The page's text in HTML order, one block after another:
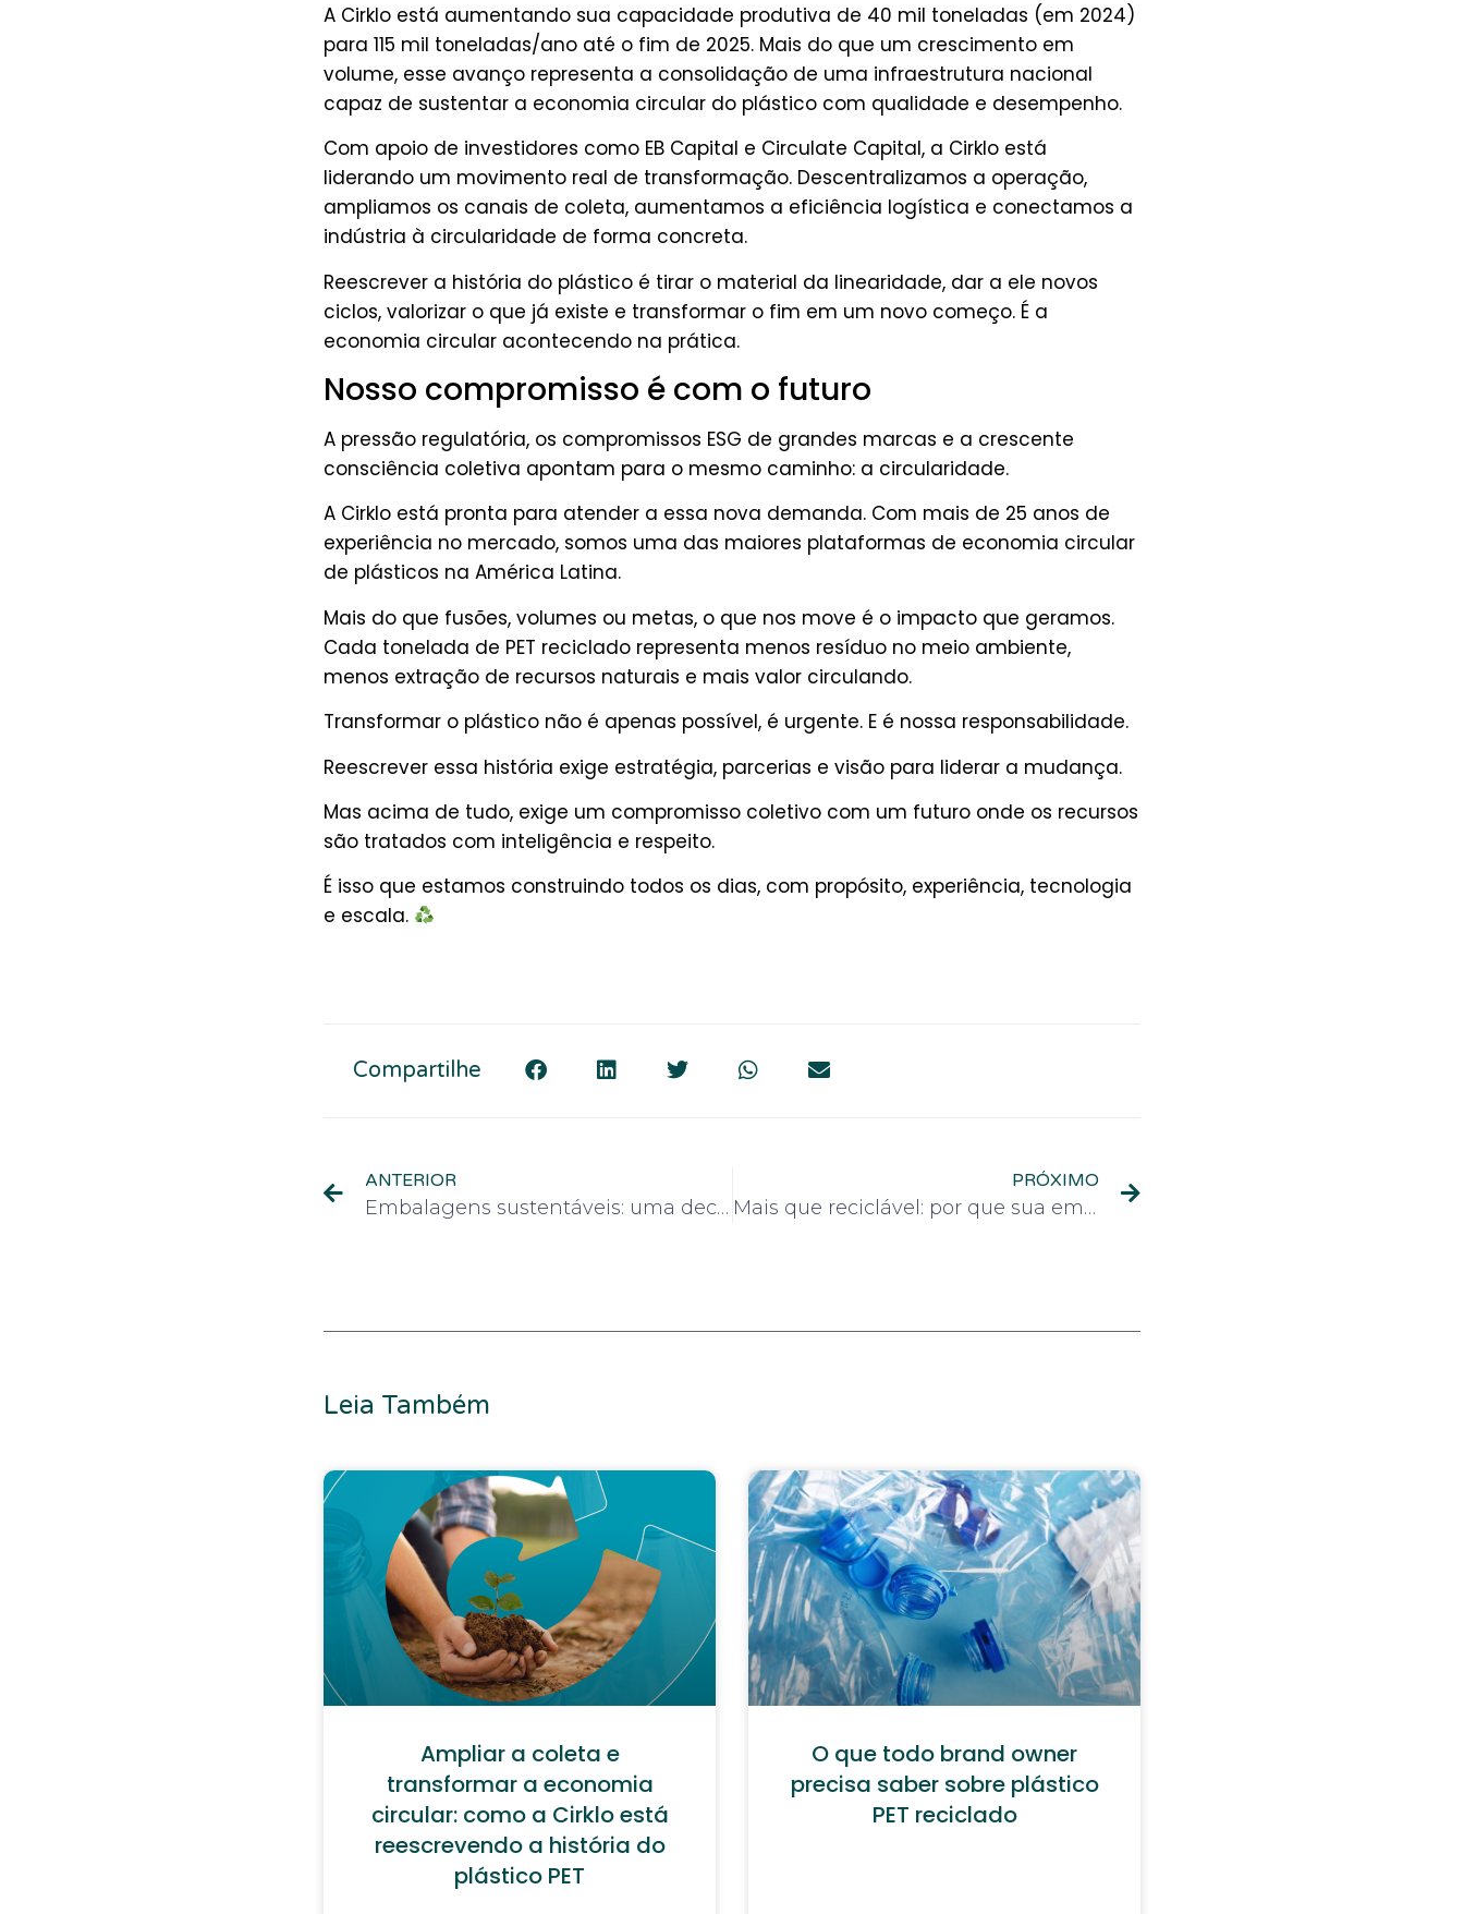
A Cirklo está aumentando sua capacidade produtiva de 40 mil toneladas (em 2024)
para 115 mil toneladas/ano até o fim de 2025. Mais do que um crescimento em
volume, esse avanço representa a consolidação de uma infraestrutura nacional
capaz de sustentar a economia circular do plástico com qualidade e desempenho.
Com apoio de investidores como EB Capital e Circulate Capital, a Cirklo está
liderando um movimento real de transformação. Descentralizamos a operação,
ampliamos os canais de coleta, aumentamos a eficiência logística e conectamos a
indústria à circularidade de forma concreta.
Reescrever a história do plástico é tirar o material da linearidade, dar a ele novos
ciclos, valorizar o que já existe e transformar o fim em um novo começo. É a
economia circular acontecendo na prática.
Nosso compromisso é com o futuro
A pressão regulatória, os compromissos ESG de grandes marcas e a crescente
consciência coletiva apontam para o mesmo caminho: a circularidade.
A Cirklo está pronta para atender a essa nova demanda. Com mais de 25 anos de
experiência no mercado, somos uma das maiores plataformas de economia circular
de plásticos na América Latina.
Mais do que fusões, volumes ou metas, o que nos move é o impacto que geramos.
Cada tonelada de PET reciclado representa menos resíduo no meio ambiente,
menos extração de recursos naturais e mais valor circulando.
Transformar o plástico não é apenas possível, é urgente. E é nossa responsabilidade.
Reescrever essa história exige estratégia, parcerias e visão para liderar a mudança.
Mas acima de tudo, exige um compromisso coletivo com um futuro onde os recursos
são tratados com inteligência e respeito.
É isso que estamos construindo todos os dias, com propósito, experiência, tecnologia
e escala.
Compartilhe
ANTERIOR
Embalagens sustentáveis: uma decisão de negócios com impacto real
PRÓXIMO
Mais que reciclável: por que sua embalagem precisa ser reciclada
Leia Também
Ampliar a coleta e
transformar a economia
circular: como a Cirklo está
reescrevendo a história do
plástico PET
O que todo brand owner
precisa saber sobre plástico
PET reciclado